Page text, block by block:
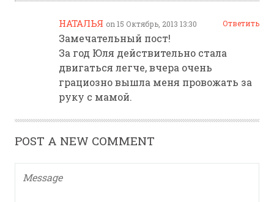
НАТАЛЬЯ on 15 Октябрь, 2013 13:30 Ответить
Замечательный пост!
За год Юля действительно стала
двигаться легче, вчера очень
грациозно вышла меня провожать за
руку с мамой.
POST A NEW COMMENT